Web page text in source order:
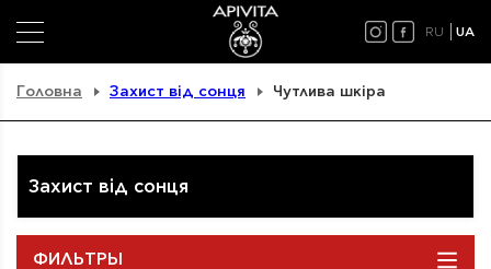
RU UA
Головна Захист від сонця Чутлива шкіра
Захист від сонця
ФИЛЬТРЫ